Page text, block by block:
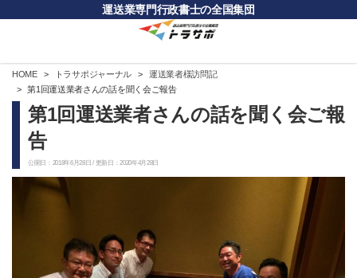
運送業専門行政書士の全国集団
HOME トラサポジャーナル
運送業者様訪問記
第1回運送業者さんの話を聞く会ご報告
第1回運送業者さんの話を聞く会ご報
告
公開日：2018年6月28日 / 更新日：2020年4月28日